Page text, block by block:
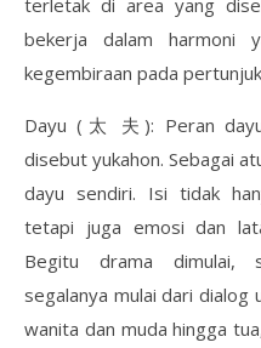
bekerja dalam harmoni
kegembiraan pada
Dayu (太 夫): Peran
disebut yukahon. Sebagai
dayu sendiri. Isi tidak
tetapi juga emosi dan
Begitu drama dimulai,
segalanya mulai dari dialog
wanita dan muda hingga